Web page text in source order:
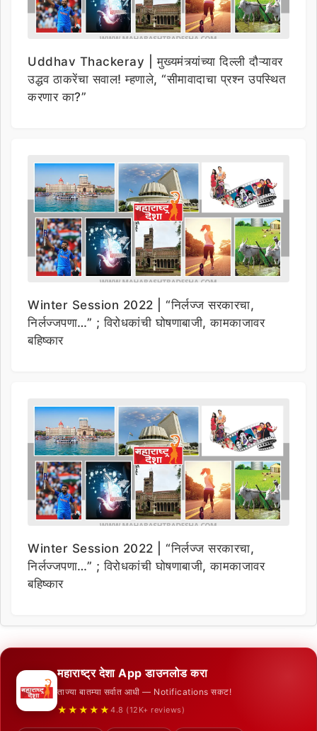
Uddhav Thackeray | मुख्यमंत्र्यांच्या दिल्ली दौऱ्यावर
उद्धव ठाकरेंचा सवाल! म्हणाले, “सीमावादाचा प्रश्न उपस्थित
करणार का?”
Winter Session 2022 | “निर्लज्ज सरकारचा,
निर्लज्जपणा…” ; विरोधकांची घोषणाबाजी, कामकाजावर
बहिष्कार
Winter Session 2022 | “निर्लज्ज सरकारचा,
निर्लज्जपणा…” ; विरोधकांची घोषणाबाजी, कामकाजावर
बहिष्कार
महाराष्ट्र देशा App डाउनलोड करा
ताज्या बातम्या सर्वात आधी — Notifications सकट!
★★★★★ 4.8 (12K+ reviews)